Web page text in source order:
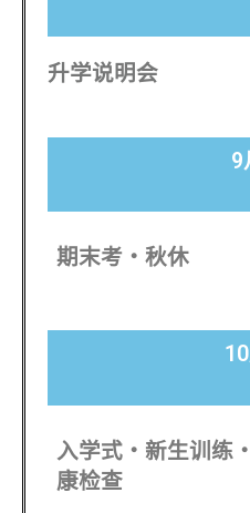
升学说明会
9
期末考・秋休
入学式・新生训练
康检查